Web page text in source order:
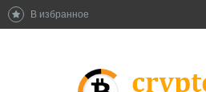
В избранное